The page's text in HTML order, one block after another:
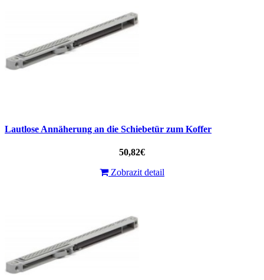
Lautlose Annäherung an die Schiebetür zum Koffer
50,82€
Zobrazit detail